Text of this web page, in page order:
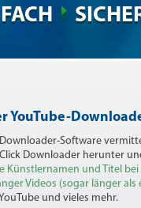
YouTube-
Software
Downloader herunter
und Titel bei
Videos (sogar länger als
und vieles mehr.